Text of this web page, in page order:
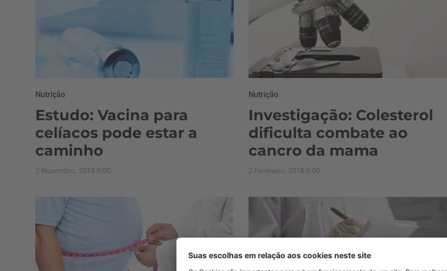
Nutrição
Estudo: Vacina para
celíacos pode estar a
caminho
2 Novembro, 2018 0:00
Nutrição
Investigação: Colesterol
dificulta combate ao
cancro da mama
2 Fevereiro, 2018 0:00